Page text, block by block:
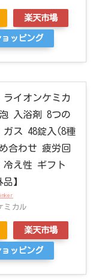
楽天市場
ッピング
ライオンケミカ
入浴剤 8つの
ス 48錠入(8種
合わせ 疲労回
え性 ギフト
】
ミカル
楽天市場
ッピング